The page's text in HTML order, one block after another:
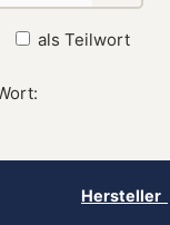
als Teilwort
Hersteller